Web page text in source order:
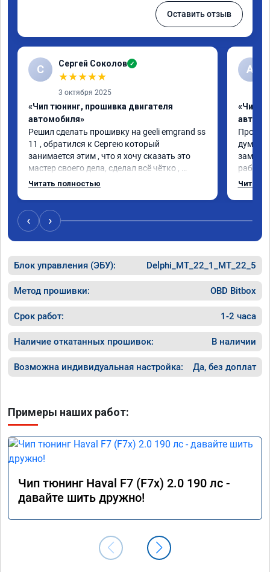
Оставить отзыв
С Сергей Соколов ✓
★★★★★
3 октября 2025
«Чип тюнинг, прошивка двигателя
автомобиля»
Решил сделать прошивку на geeli emgrand ss
11 , обратился к Сергею который
занимается этим , что я хочу сказать это
мастер своего дела, сделал всё чётко ,
машину не узнать , рекомендую мастера
Читать полностью
А
«Чип
думал
Читать
‹ ›
Блок управления (ЭБУ): Delphi_MT_22_1_MT_22_5
Метод прошивки: OBD Bitbox
Срок работ: 1-2 часа
Наличие откатанных прошивок: В наличии
Возможна индивидуальная настройка: Да, без доплат
Примеры наших работ:
Чип тюнинг Haval F7 (F7x) 2.0 190 лс -
давайте шить дружно!